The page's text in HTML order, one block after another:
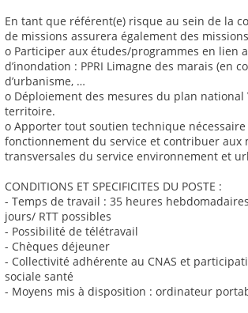
En tant que référent(e) risque au sein de la
de missions assurera également des
o Participer aux études/programmes en lien
d’inondation : PPRI Limagne des marais (en
d’urbanisme, …
o Déploiement des mesures du plan national
territoire.
o Apporter tout soutien technique nécessaire
fonctionnement du service et contribuer aux
transversales du service environnement et
CONDITIONS ET SPECIFICITES DU POSTE :
- Temps de travail : 35 heures
jours/ RTT possibles
- Possibilité de télétravail
- Chèques déjeuner
- Collectivité adhérente au CNAS et
sociale santé
- Moyens mis à disposition : ordinateur